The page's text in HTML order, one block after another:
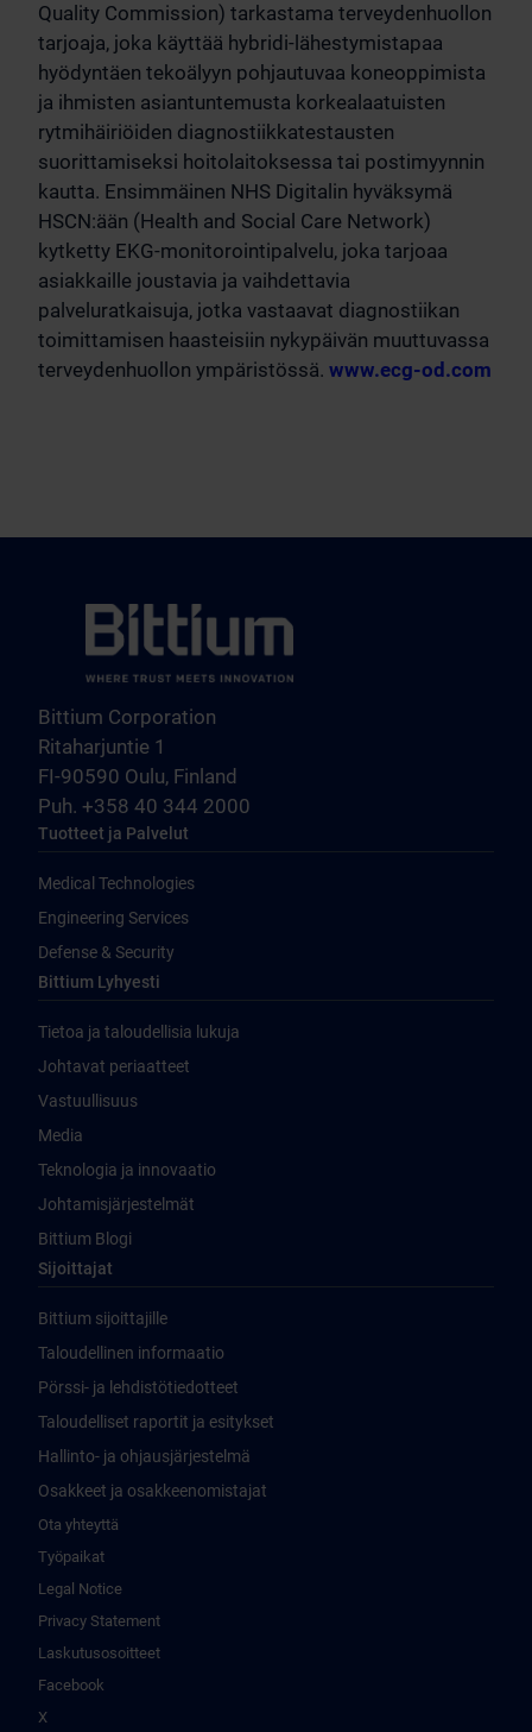
Quality Commission) tarkastama terveydenhuollon
tarjoaja, joka käyttää hybridi-lähestymistapaa
hyödyntäen tekoälyyn pohjautuvaa koneoppimista
ja ihmisten asiantuntemusta korkealaatuisten
rytmihäiriöiden diagnostiikkatestausten
suorittamiseksi hoitolaitoksessa tai postimyynnin
kautta. Ensimmäinen NHS Digitalin hyväksymä
HSCN:ään (Health and Social Care Network)
kytketty EKG-monitorointipalvelu, joka tarjoaa
asiakkaille joustavia ja vaihdettavia
palveluratkaisuja, jotka vastaavat diagnostiikan
toimittamisen haasteisiin nykypäivän muuttuvassa
terveydenhuollon ympäristössä. www.ecg-od.com
Bittium Corporation
Ritaharjuntie 1
FI-90590 Oulu, Finland
Puh. +358 40 344 2000
Tuotteet ja Palvelut
Medical Technologies
Engineering Services
Defense & Security
Bittium Lyhyesti
Tietoa ja taloudellisia lukuja
Johtavat periaatteet
Vastuullisuus
Media
Teknologia ja innovaatio
Johtamisjärjestelmät
Bittium Blogi
Sijoittajat
Bittium sijoittajille
Taloudellinen informaatio
Pörssi- ja lehdistötiedotteet
Taloudelliset raportit ja esitykset
Hallinto- ja ohjausjärjestelmä
Osakkeet ja osakkeenomistajat
Ota yhteyttä
Työpaikat
Legal Notice
Privacy Statement
Laskutusosoitteet
Facebook
X